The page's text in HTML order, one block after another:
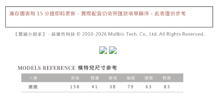
2. 結帳金額須大於NT$30
3. 目前僅支援台灣會員
三、聲明條款
所提供，並由 AFTEE 向您收取款項。因使用本服務所須提供之個人資料(包
AFTEE 於本服務必要服務範圍內運用。關於 AFTEE 對於個人資料之蒐集、
處理、利用，詳參 AFTEE 官網之『個人資料蒐集、處理及利用告知聲明』
https://aftee.tw/privacypolicy/）。
每笔NT$60，满NT$1,800(含以上)免运费
付款後7-11取貨
每笔NT$100，满NT$2,500(含以上)免运费
國家/地區配送